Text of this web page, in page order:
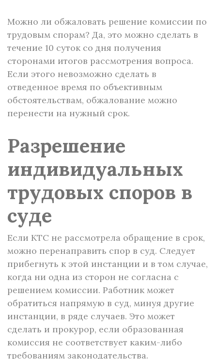
Можно ли обжаловать решение комиссии по
трудовым спорам? Да, это можно сделать в
течение 10 суток со дня получения
сторонами итогов рассмотрения вопроса.
Если этого невозможно сделать в
отведенное время по объективным
обстоятельствам, обжалование можно
перенести на нужный срок.
Разрешение
индивидуальных
трудовых споров в
суде
Если КТС не рассмотрела обращение в срок,
можно перенаправить спор в суд. Следует
прибегнуть к этой инстанции и в том случае,
когда ни одна из сторон не согласна с
решением комиссии. Работник может
обратиться напрямую в суд, минуя другие
инстанции, в ряде случаев. Это может
сделать и прокурор, если образованная
комиссия не соответствует каким-либо
требованиям законодательства.